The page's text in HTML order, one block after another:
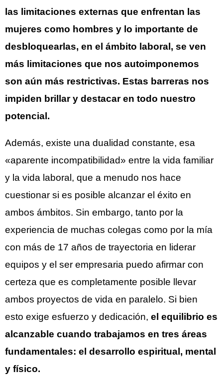
las limitaciones externas que enfrentan las
mujeres como hombres y lo importante de
desbloquearlas, en el ámbito laboral, se ven
más limitaciones que nos autoimponemos
son aún más restrictivas. Estas barreras nos
impiden brillar y destacar en todo nuestro
potencial.
Además, existe una dualidad constante, esa
«aparente incompatibilidad» entre la vida familiar
y la vida laboral, que a menudo nos hace
cuestionar si es posible alcanzar el éxito en
ambos ámbitos. Sin embargo, tanto por la
experiencia de muchas colegas como por la mía
con más de 17 años de trayectoria en liderar
equipos y el ser empresaria puedo afirmar con
certeza que es completamente posible llevar
ambos proyectos de vida en paralelo. Si bien
esto exige esfuerzo y dedicación, el equilibrio es
alcanzable cuando trabajamos en tres áreas
fundamentales: el desarrollo espiritual, mental
y físico.